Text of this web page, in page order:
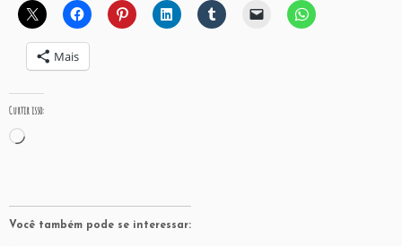
Mais
Curtir isso:
Carregando...
Você também pode se interessar: